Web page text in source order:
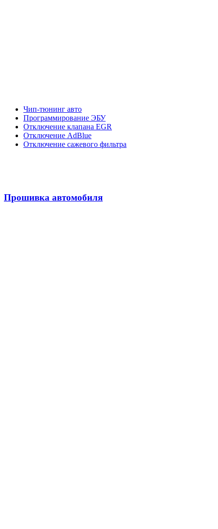
Чип-тюнинг авто
Программирование ЭБУ
Отключение клапана EGR
Отключение AdBlue
Отключение сажевого фильтра
Прошивка автомобиля